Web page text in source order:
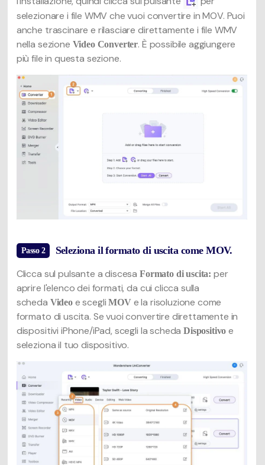
selezionare i file WMV che vuoi convertire in MOV. Puoi
anche trascinare e rilasciare direttamente i file WMV
nella sezione Video Converter. È possibile aggiungere
più file in questa sezione.
Passo 2 Seleziona il formato di uscita come MOV.
Clicca sul pulsante a discesa Formato di uscita: per
aprire l'elenco dei formati, da cui clicca sulla
scheda Video e scegli MOV e la risoluzione come
formato di uscita. Se vuoi convertire direttamente in
dispositivi iPhone/iPad, scegli la scheda Dispositivo e
seleziona il tuo dispositivo.